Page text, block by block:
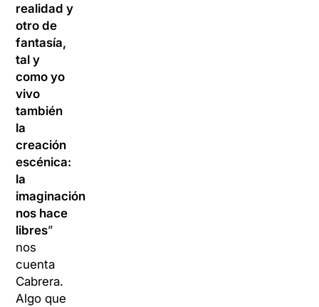
realidad y
otro de
fantasía,
tal y
como yo
vivo
también
la
creación
escénica:
la
imaginación
nos hace
libres”
nos
cuenta
Cabrera.
Algo que